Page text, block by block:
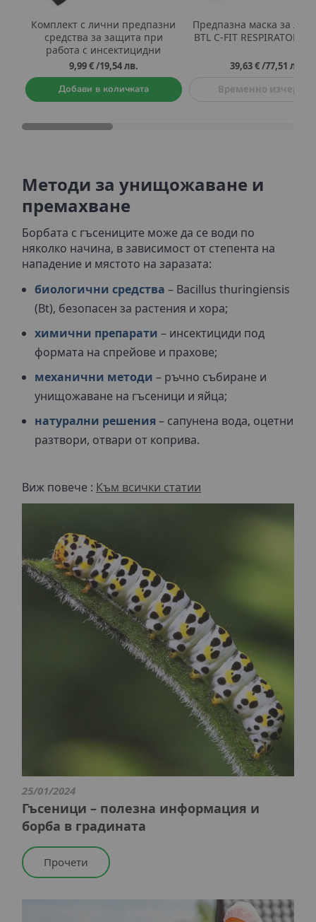
Комплект с лични предпазни
средства за защита при
работа с инсектицидни
препарати против вредители
9,99 €/19,54 лв.
Добави в количката
Предпазна маска за
BTL C-FIT RESPIRATOR
39,63 €/77,51 лв.
Временно изчерпан
Методи за унищожаване и
премахване
Борбата с гъсениците може да се води по
няколко начина, в зависимост от степента на
нападение и мястото на заразата:
биологични средства – Bacillus thuringiensis
(Bt), безопасен за растения и хора;
химични препарати – инсектициди под
формата на спрейове и прахове;
механични методи – ръчно събиране и
унищожаване на гъсеници и яйца;
натурални решения– сапунена вода, оцетни
разтвори, отвари от коприва.
Виж повече : Към всички статии
25/01/2024
Гъсеници – полезна информация и
борба в градината
Прочети